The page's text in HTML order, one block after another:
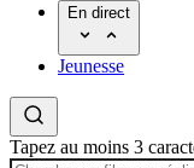
En direct
Jeunesse
Tapez au moins 3